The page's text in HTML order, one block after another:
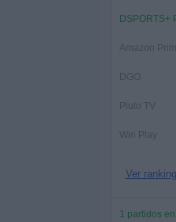
DSPORTS+
DGO
Pluto TV
Win Play
Ver
1 partidos en